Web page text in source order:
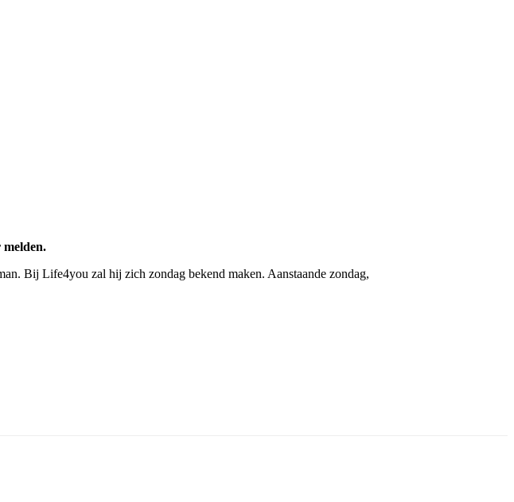
Bij Life4you zal hij zich zondag bekend maken. Aanstaande zondag,